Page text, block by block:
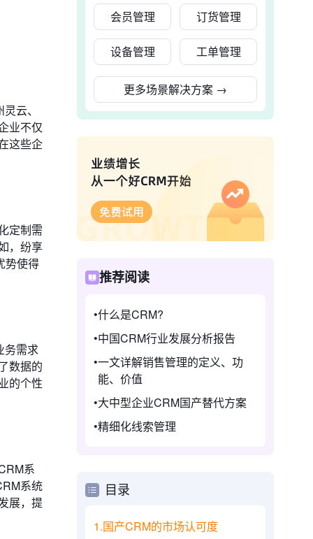
云、
业不仅
这些企
定制需
，纷享
势使得
务需求
数据的
的个性
系
系统
展，提
会员管理 订货管理
设备管理 工单管理
更多场景解决方案 →
推荐阅读
什么是CRM?
中国CRM行业发展分析报告
一文详解销售管理的定义、功
能、价值
大中型企业CRM国产替代方案
精细化线索管理
目录
1.国产CRM的市场认可度